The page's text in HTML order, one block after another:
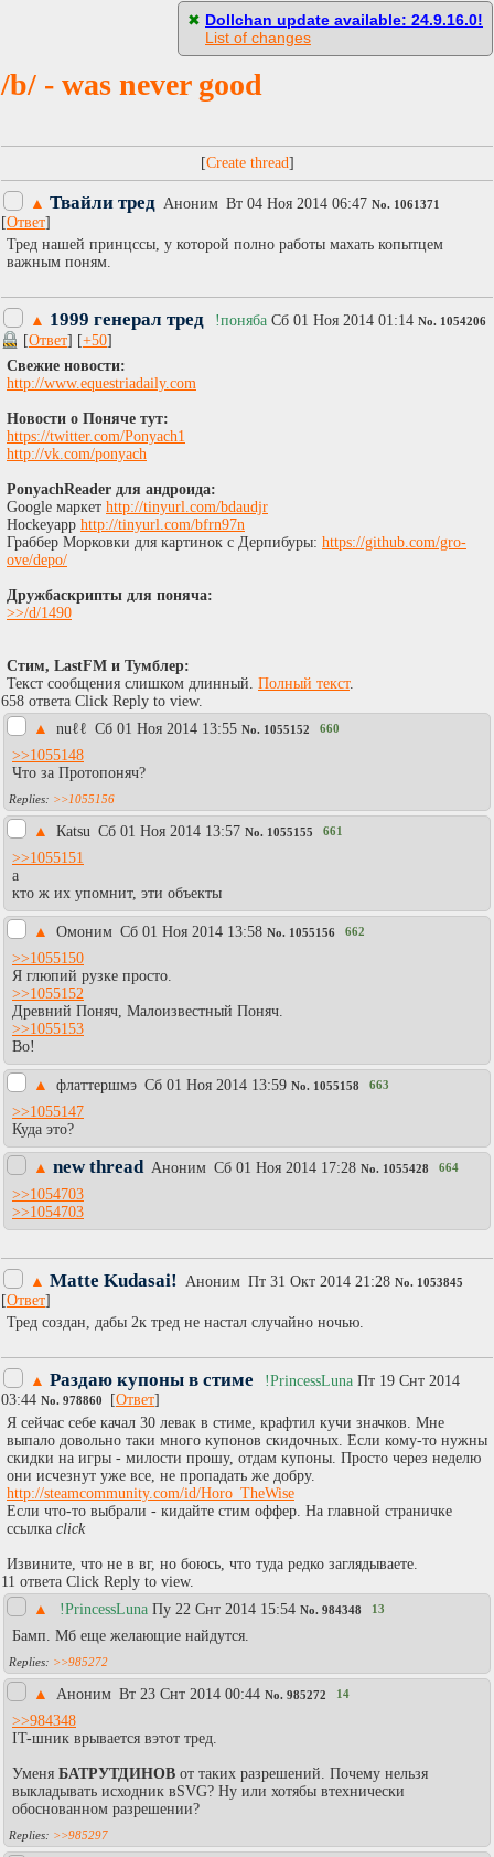
/b/ - was never good
✖ Dollchan update available: 24.9.16.0!
List of changes
[ ]
▲ Твайли тред Аноним Вт 04 Ноя 2014 06:47 No. 1061371
[Ответ]
Тред нашей принцссы, у которой полно работы махать копытцем
важным поням.
▲ 1999 генерал тред !поняба Сб 01 Ноя 2014 01:14 No. 1054206
[Ответ] [+50]
Свежие новости:
http://www.equestriadaily.com​
Новости о Поняче тут:
https://twitter.com/Ponyach1
http://vk.com/ponyach
PonyachReader для андроида:
Google маркет http://tinyurl.com/bdaudjr
Hockeyapp http://tinyurl.com/bfrn97n
Граббер Морковки для картинок с Дерпибуры: https://github.com/gro-
ove/depo/
Дружбаскрипты для поняча:
>>/d/1490
Стим, LastFM и Тумблер:
Текст сообщения слишком длинный. Полный текст.
658 ответа Click Reply to view.
▲
nuℓℓ Сб 01 Ноя 2014 13:55 No. 1055152 660
>>1055148
Что за Протопоняч?
>>1055156
▲ Каtsu Сб 01 Ноя 2014 13:57 No. 1055155 661
>>1055151
а
кто ж их упомнит, эти объекты
▲ Омоним Сб 01 Ноя 2014 13:58 No. 1055156 662
>>1055150
Я глюпий рузке просто.
>>1055152
Древний Поняч, Малоизвестный Поняч.
>>1055153
Во!
▲ флаттершмэ Сб 01 Ноя 2014 13:59 No. 1055158 663
>>1055147
Куда это?
▲ new thread Аноним Сб 01 Ноя 2014 17:28 No. 1055428 664
>>1054703
>>1054703
▲ Matte Kudasai! Аноним Пт 31 Окт 2014 21:28 No. 1053845
[Ответ]
Тред создан, дабы 2к тред не настал случайно ночью.
▲ Раздаю купоны в стиме !PrincessLuna Пт 19 Снт 2014
03:44 No. 978860 [Ответ]
Я сейчас себе качал 30 левак в стиме, крафтил кучи значков. Мне
выпало довольно таки много купонов скидочных. Если кому-то нужны
скидки на игры - милости прошу, отдам купоны. Просто через неделю
они исчезнут уже все, не пропадать же добру.
http://steamcommunity.com/id/Horo_TheWise
Если что-то выбрали - кидайте стим оффер. На главной страничке
ссылка click
Извините, что не в вг, но боюсь, что туда редко заглядываете.
11 ответа Click Reply to view.
▲
!PrincessLuna Пy 22 Снт 2014 15:54 No. 984348 13
Бамп. Мб еще желающие найдутся.
>>985272
▲ Аноним Вт 23 Снт 2014 00:44 No. 985272 14
>>984348
IT-шник врывается вэтот тред.
Уменя БАТРУТДИНОВ от таких разрешений. Почему нельзя
выкладывать исходник вSVG? Ну или хотябы втехнически
обоснованном разрешении?
>>985297